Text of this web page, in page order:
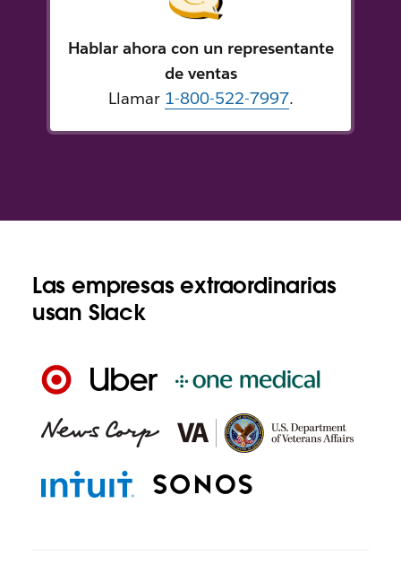
Hablar ahora con un representante
de ventas
Llamar 1-800-522-7997.
Las empresas extraordinarias
usan Slack